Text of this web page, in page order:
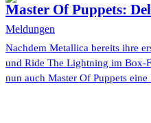
Master Of Puppets:
Meldungen
Nachdem Metallica bereits ihre
und Ride The Lightning im Box-
nun auch Master Of Puppets